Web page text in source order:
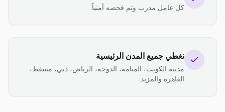
كل عامل مدرب وتم فحصه أمنياً.
نغطي جميع المدن الرئيسية
مدينة الكويت، المنامة، الدوحة، الرياض، دبي، مسقط،
القاهرة والمزيد.